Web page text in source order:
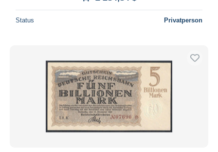
Status Privatperson